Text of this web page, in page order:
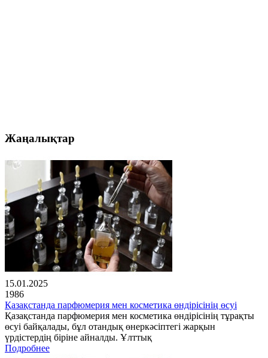
Жаңалықтар
15.01.2025
1986
Қазақстанда парфюмерия мен косметика өндірісінің өсуі
Қазақстанда парфюмерия мен косметика өндірісінің тұрақты
өсуі байқалады, бұл отандық өнеркәсіптегі жарқын
үрдістердің біріне айналды. Ұлттық
Подробнее